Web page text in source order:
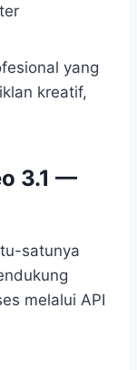
yang
kreatif,
3.1 —
satunya
melalui API